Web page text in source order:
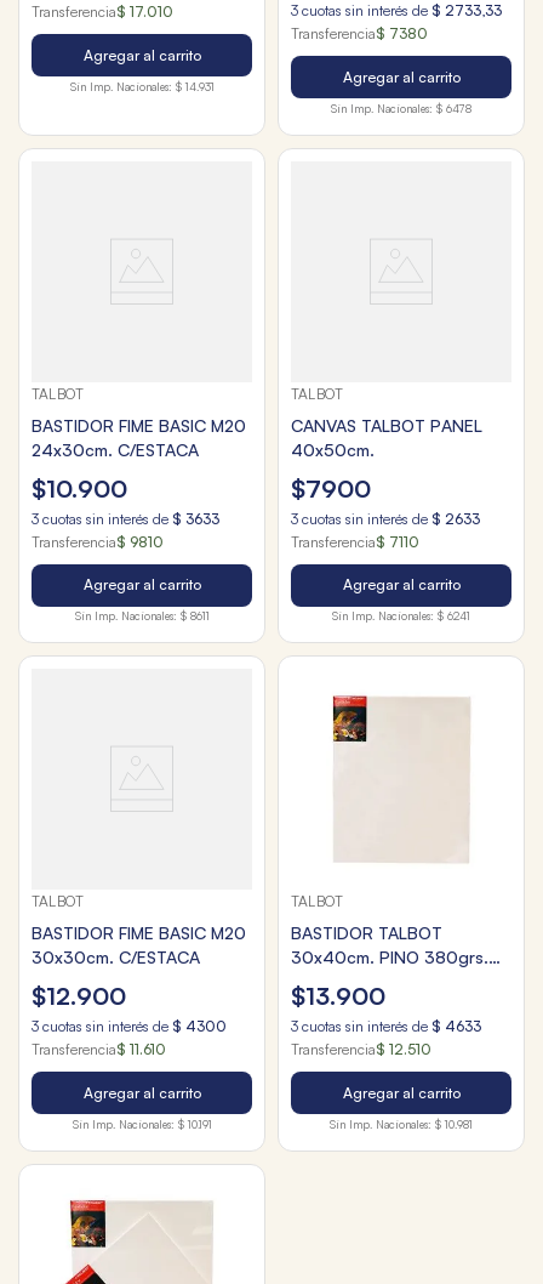
Transferencia$ 17.010
Agregar al carrito
Sin Imp. Nacionales: $ 14.931
3 cuotas sin interés de $ 2733,33
Transferencia$ 7380
Agregar al carrito
Sin Imp. Nacionales: $ 6478
TALBOT
BASTIDOR FIME BASIC M20
24x30cm. C/ESTACA
$10.900
3 cuotas sin interés de $ 3633
Transferencia$ 9810
Agregar al carrito
Sin Imp. Nacionales: $ 8611
TALBOT
CANVAS TALBOT PANEL
40x50cm.
$7900
3 cuotas sin interés de $ 2633
Transferencia$ 7110
Agregar al carrito
Sin Imp. Nacionales: $ 6241
TALBOT
BASTIDOR FIME BASIC M20
30x30cm. C/ESTACA
$12.900
3 cuotas sin interés de $ 4300
Transferencia$ 11.610
Agregar al carrito
Sin Imp. Nacionales: $ 10.191
TALBOT
BASTIDOR TALBOT
30x40cm. PINO 380grs.
C/ESTACA
$13.900
3 cuotas sin interés de $ 4633
Transferencia$ 12.510
Agregar al carrito
Sin Imp. Nacionales: $ 10.981